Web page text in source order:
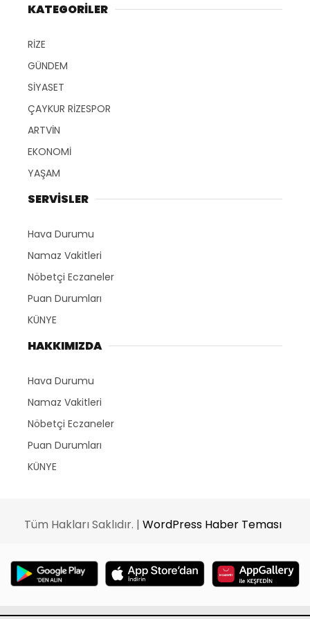
KATEGORİLER
RİZE
GÜNDEM
SİYASET
ÇAYKUR RİZESPOR
ARTVİN
EKONOMİ
YAŞAM
SERVİSLER
Hava Durumu
Namaz Vakitleri
Nöbetçi Eczaneler
Puan Durumları
KÜNYE
HAKKIMIZDA
Hava Durumu
Namaz Vakitleri
Nöbetçi Eczaneler
Puan Durumları
KÜNYE
Tüm Hakları Saklıdır. | WordPress Haber Teması